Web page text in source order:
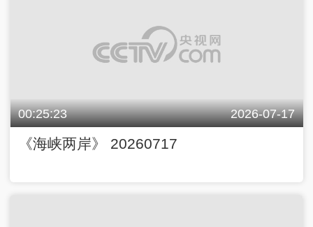
00:25:23 2026-07-17
《海峡两岸》 20260717